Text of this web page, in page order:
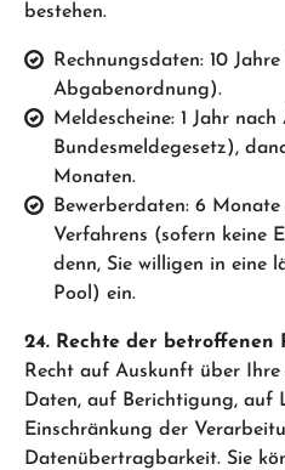
bestehen.
Rechnungsdaten: 10
Abgabenordnung).
Meldescheine: 1 Jahr
Bundesmeldegesetz),
Monaten.
Bewerberdaten: 6
Verfahrens (sofern keine
denn, Sie willigen in eine
Pool) ein.
24. Rechte der betroffenen
Recht auf Auskunft über Ihre
Daten, auf Berichtigung, auf
Einschränkung der
Datenübertragbarkeit. Sie